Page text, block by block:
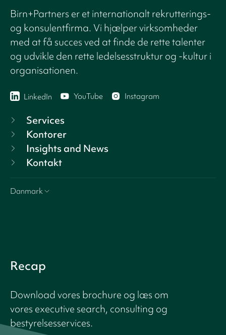
Birn+Partners er et internationalt rekrutterings-
og konsulentfirma. Vi hjælper virksomheder
med at få succes ved at finde de rette talenter
og udvikle den rette ledelsesstruktur og -kultur i
organisationen.
LinkedIn YouTube Instagram
Services
Kontorer
Insights and News
Kontakt
Danmark
Recap
Download vores brochure og læs om
vores executive search, consulting og
bestyrelsesservices.